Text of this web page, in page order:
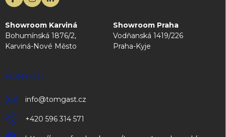
Showroom Karviná
Bohumínská 1876/2,
Karviná-Nové Město
Showroom Praha
Vodňanská 1419/226
Praha-Kyje
KONTAKT
info@tomgast.cz
+420 596 314 571